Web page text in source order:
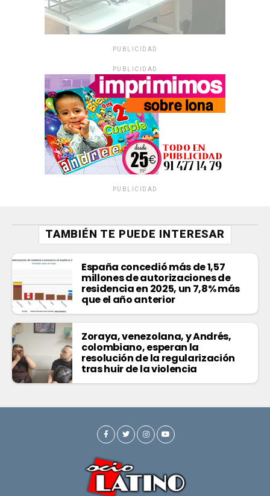
PUBLICIDAD
PUBLICIDAD
PUBLICIDAD
TAMBIÉN TE PUEDE INTERESAR
España concedió más de 1,57
millones de autorizaciones de
residencia en 2025, un 7,8% más
que el año anterior
Zoraya, venezolana, y Andrés,
colombiano, esperan la
resolución de la regularización
tras huir de la violencia